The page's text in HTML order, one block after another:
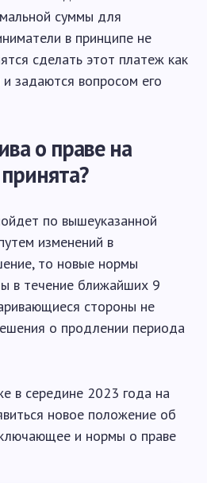
суммы для
в принципе не
сделать этот платеж как
задаются вопросом его
о праве на
по вышеуказанной
изменений в
то новые нормы
в течение ближайших 9
стороны не
о продлении периода
в середине 2023 года на
новое положение об
и нормы о праве